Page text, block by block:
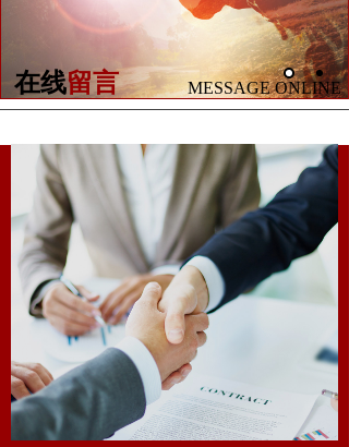
MESSAGE ONLINE
在线留言